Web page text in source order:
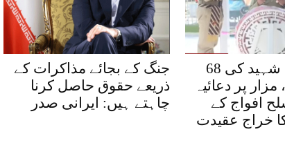
جنگ کے بجائے مذاکرات کے
ذریعے حقوق حاصل کرنا
چاہتے ہیں: ایرانی صدر
میجر طفیل شہید کی 68
پر دعائیہ
افواج کے
خراج عقیدت